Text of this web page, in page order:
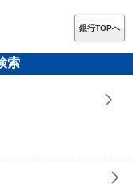
銀行TOPへ
索